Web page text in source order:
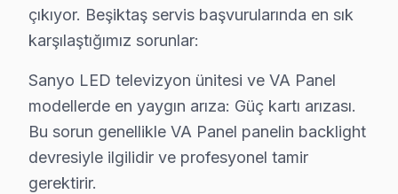
· Arnavutköy Sanyo
· Avcılar Sanyo
· Bakırköy Sanyo
· Başakşehir Sanyo
· Bayrampaşa Sanyo
· Beylikdüzü Sanyo
çıkıyor. Beşiktaş servis başvurularında en sık
karşılaştığımız sorunlar:
Sanyo LED televizyon ünitesi ve VA Panel
modellerde en yaygın arıza: Güç kartı arızası.
Bu sorun genellikle VA Panel panelin backlight
devresiyle ilgilidir ve profesyonel tamir
gerektirir.